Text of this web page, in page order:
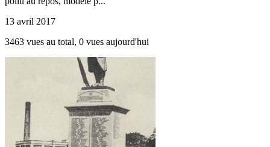
13 avril 2017
3463 vues au total, 0 vues aujourd'hui